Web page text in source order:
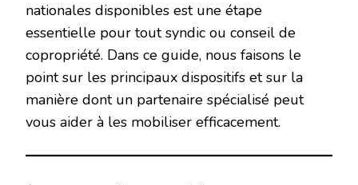
nationales disponibles est une étape
essentielle pour tout syndic ou conseil de
copropriété. Dans ce guide, nous faisons le
point sur les principaux dispositifs et sur la
manière dont un partenaire spécialisé peut
vous aider à les mobiliser efficacement.